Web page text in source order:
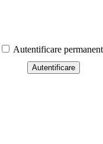
Autentificare